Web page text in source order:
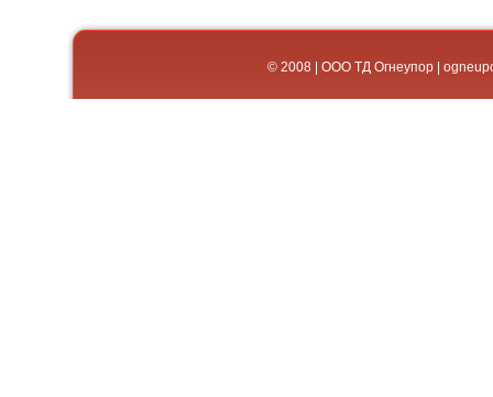
© 2008 | ООО ТД Огнеупор |